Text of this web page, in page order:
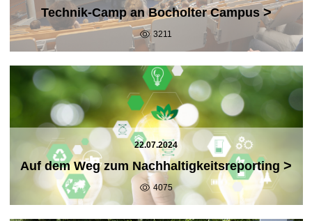
Technik-Camp an Bocholter Campus>
3211
22.07.2024
Auf dem Weg zum Nachhaltigkeitsreporting >
4075